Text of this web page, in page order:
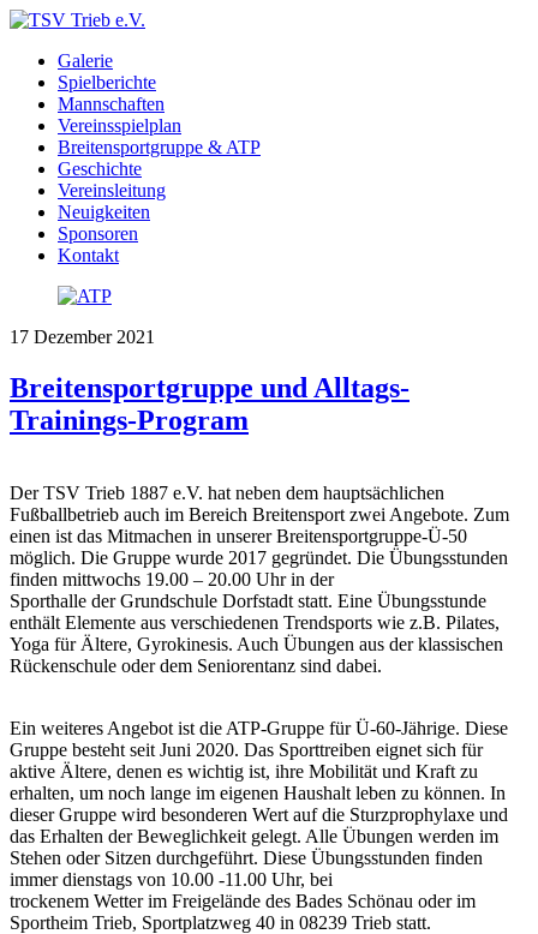
Galerie
Spielberichte
Mannschaften
Vereinsspielplan
Breitensportgruppe & ATP
Geschichte
Vereinsleitung
Neuigkeiten
Sponsoren
Kontakt
17 Dezember 2021
Breitensportgruppe und Alltags-
Trainings-Program
Der TSV Trieb 1887 e.V. hat neben dem hauptsächlichen
Fußballbetrieb auch im Bereich Breitensport zwei Angebote. Zum
einen ist das Mitmachen in unserer Breitensportgruppe-Ü-50
möglich. Die Gruppe wurde 2017 gegründet. Die Übungsstunden
finden mittwochs 19.00 – 20.00 Uhr in der
Sporthalle der Grundschule Dorfstadt statt. Eine Übungsstunde
enthält Elemente aus verschiedenen Trendsports wie z.B. Pilates,
Yoga für Ältere, Gyrokinesis. Auch Übungen aus der klassischen
Rückenschule oder dem Seniorentanz sind dabei.
Ein weiteres Angebot ist die ATP-Gruppe für Ü-60-Jährige. Diese
Gruppe besteht seit Juni 2020. Das Sporttreiben eignet sich für
aktive Ältere, denen es wichtig ist, ihre Mobilität und Kraft zu
erhalten, um noch lange im eigenen Haushalt leben zu können. In
dieser Gruppe wird besonderen Wert auf die Sturzprophylaxe und
das Erhalten der Beweglichkeit gelegt. Alle Übungen werden im
Stehen oder Sitzen durchgeführt. Diese Übungsstunden finden
immer dienstags von 10.00 -11.00 Uhr, bei
trockenem Wetter im Freigelände des Bades Schönau oder im
Sportheim Trieb, Sportplatzweg 40 in 08239 Trieb statt.